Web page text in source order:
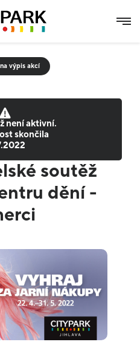
výpis akcí
není aktivní.
skončila
soutěž
dění -